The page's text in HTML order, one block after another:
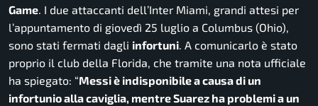
Game. I due attaccanti dell’Inter Miami, grandi attesi per
l’appuntamento di giovedì 25 luglio a Columbus (Ohio),
sono stati fermati dagli infortuni. A comunicarlo è stato
proprio il club della Florida, che tramite una nota ufficiale
ha spiegato: “Messi è indisponibile a causa di un
infortunio alla caviglia, mentre Suarez ha problemi a un